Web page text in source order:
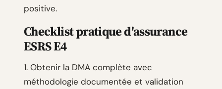
positive.
Checklist pratique d'assurance
ESRS E4
1. Obtenir la DMA complète avec
méthodologie documentée et validation